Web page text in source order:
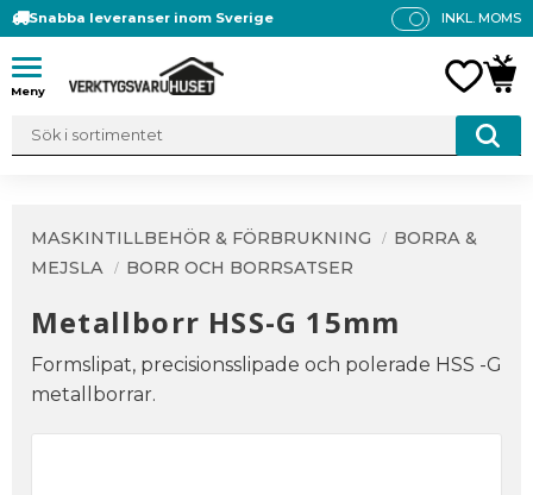
Meny
Snabba leveranser inom Sverige
P
A
INKL. MOMS
MASKINTILLBEHÖR & FÖRBRUKNING
BORRA &
MEJSLA
BORR OCH BORRSATSER
Metallborr HSS-G 15mm
Formslipat, precisionsslipade och polerade HSS -G
metallborrar.